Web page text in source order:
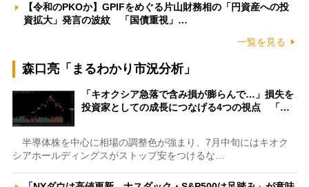
【令和のPKOか】GPIFをめぐる片山財務相の「円資産への投
資拡大」発言の波紋 「国債重視」…
一覧を見る
森口亮「まるわかり市況分析」
「キオクシア急落で含み損が膨らんで…」損失を
投資家としての成長につなげる4つの視点 「…
半導体株を中心に相場の調整色が強まり、7月中旬にはキオク
シアホールディングスがストップ安をつけるな…